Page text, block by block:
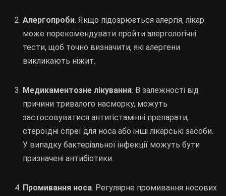
Алергопроби. Якщо підозрюється алергія, лікар
може порекомендувати пройти алергологічні
тести, щоб точно визначити, які алергени
викликають ніжит.
Медикаментозне лікування. В залежності від
причини тривалого насморку, можуть
застосовуватися антигістамінні препарати,
стероїдні спреї для носа або інші лікарські засоби.
У випадку бактеріальної інфекції можуть бути
призначені антибіотики.
Промивання носа. Регулярне промивання носових